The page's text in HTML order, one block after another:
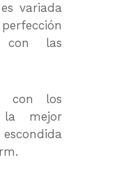
variada
las
con los
la mejor